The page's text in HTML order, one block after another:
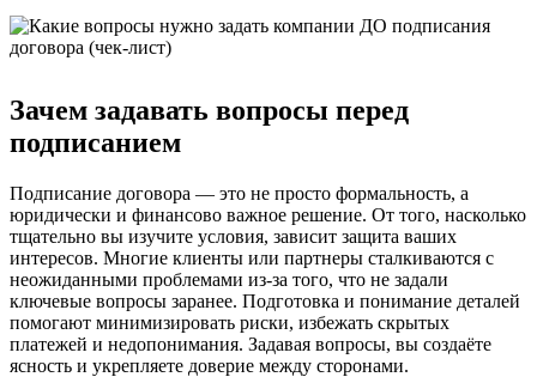
Зачем задавать вопросы перед
подписанием
Подписание договора — это не просто формальность, а
юридически и финансово важное решение. От того, насколько
тщательно вы изучите условия, зависит защита ваших
интересов. Многие клиенты или партнеры сталкиваются с
неожиданными проблемами из-за того, что не задали
ключевые вопросы заранее. Подготовка и понимание деталей
помогают минимизировать риски, избежать скрытых
платежей и недопонимания. Задавая вопросы, вы создаёте
ясность и укрепляете доверие между сторонами.